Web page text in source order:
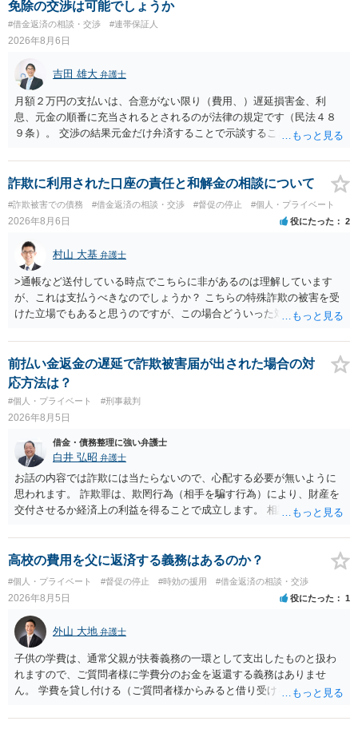
免除の交渉は可能でしょうか
#借金返済の相談・交渉 #連帯保証人
2026年8月6日
吉田 雄大 弁護士
月額２万円の支払いは、合意がない限り（費用、）遅延損害金、利
息、元金の順番に充当されるとされるのが法律の規定です（民法４８
９条）。 交渉の結果元金だけ弁済することで示談することは、弁護士
ることには消極的なことが多いものの、お近くの弁護士にご依頼しチ
ャレンジなさる意義は十分にあると思います。
詐欺に利用された口座の責任と和解金の相談について
#詐欺被害での債務 #借金返済の相談・交渉 #督促の停止 #個人・プライベート
2026年8月6日 役にたった 2
村山 大基 弁護士
>通帳など送付している時点でこちらに非があるのは理解しています
が、これは支払うべきなのでしょうか？ こちらの特殊詐欺の被害を受
けた立場でもあると思うのですが、この場合どういった対処が必要で
がいいとは思います。 そもそも、特殊詐欺関係なく旦那さんの行為
は法に触れる可能性もあります。 ＞100万を支払わず穏便に和解する
ことは可能でしょうか？ →一般的には難しいです。相談者さんも１０
０万円の被害を受けたとして、１円も払わないで和解したいと言われ
たら、 できるだけ重い刑罰を与えて欲しい、と思われるのではない
でしょうか。 ＞弁護士さんに入ってもらうことで支払額が下がること
はありますか？ そこはあり得ます、ただ、弁護士費用かけるならその
分賠償に回すことも考えられるので、 兼ね合いは考えてみましょう。
前払い金返金の遅延で詐欺被害届が出された場合の対
応方法は？
#個人・プライベート #刑事裁判
2026年8月5日
借金・債務整理に強い弁護士
白井 弘昭 弁護士
お話の内容では詐欺には当たらないので、心配する必要が無いように
思われます。 詐欺罪は、欺罔行為（相手を騙す行為）により、財産を
交付させるか経済上の利益を得ることで成立します。 相談者さんは、
ので、詐欺罪の実行行為性が無く罪に問うことはできません。 おそら
く、相手が真実を話せば警察も取り合わないと思いますが、虚偽の内
容を述べた場合は、捜査はあるかもしれません。 ただし、捜査におい
て、真実を説明すれば、「ちゃんと返しなさいよ」程度の注意で済む
ことだと思われます。 また、返せるお金が無いのであれば、返せない
のは致し方ありません。真摯に分割して支払うことを相手に告げてい
くのみでしょう。 以上、ご参考まで。
高校の費用を父に返済する義務はあるのか？
#個人・プライベート #督促の停止 #時効の援用 #借金返済の相談・交渉
2026年8月5日 役にたった 1
外山 大地 弁護士
子供の学費は、通常父親が扶養義務の一環として支出したものと扱わ
れますので、ご質問者様に学費分のお金を返還する義務はありませ
ん。 学費を貸し付ける（ご質問者様からみると借り受ける）といった
ょう。